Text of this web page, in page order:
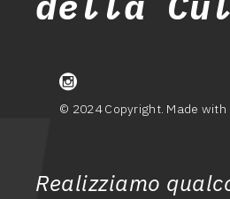
© 2024 Copyright. Made with
Realizziamo